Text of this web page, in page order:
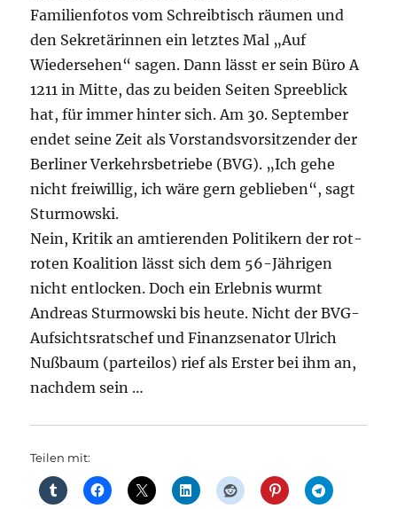
Familienfotos vom Schreibtisch räumen und
den Sekretärinnen ein letztes Mal „Auf
Wiedersehen“ sagen. Dann lässt er sein Büro A
1211 in Mitte, das zu beiden Seiten Spreeblick
hat, für immer hinter sich. Am 30. September
endet seine Zeit als Vorstandsvorsitzender der
Berliner Verkehrsbetriebe (BVG). „Ich gehe
nicht freiwillig, ich wäre gern geblieben“, sagt
Sturmowski.
Nein, Kritik an amtierenden Politikern der rot-
roten Koalition lässt sich dem 56-Jährigen
nicht entlocken. Doch ein Erlebnis wurmt
Andreas Sturmowski bis heute. Nicht der BVG-
Aufsichtsratschef und Finanzsenator Ulrich
Nußbaum (parteilos) rief als Erster bei ihm an,
nachdem sein …
Teilen mit: